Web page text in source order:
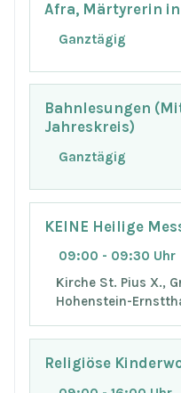
Afra, Märtyrerin
Ganztägig
Bahnlesungen
Jahreskreis)
Ganztägig
KEINE Heilige
09:00 - 09:30 Uhr
Kirche St. Pius X.,
Hohenstein-
Religiöse